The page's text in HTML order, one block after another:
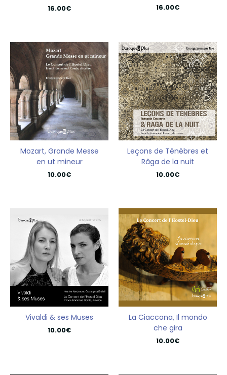
16.00€ 16.00€
Mozart, Grande Messe
en ut mineur
10.00€
Leçons de Ténèbres et
Râga de la nuit
10.00€
Vivaldi & ses Muses
10.00€
La Ciaccona, Il mondo
che gira
10.00€